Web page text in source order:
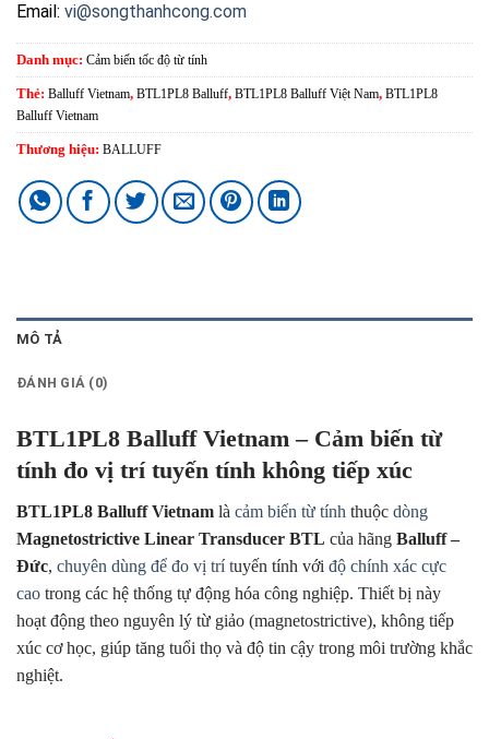
Email: vi@songthanhcong.com
Danh mục: Cảm biến tốc độ từ tính
Thẻ: Balluff Vietnam, BTL1PL8 Balluff, BTL1PL8 Balluff Việt Nam, BTL1PL8
Balluff Vietnam
Thương hiệu: BALLUFF
MÔ TẢ
ĐÁNH GIÁ (0)
BTL1PL8 Balluff Vietnam – Cảm biến từ
tính đo vị trí tuyến tính không tiếp xúc
BTL1PL8 Balluff Vietnam là cảm biến từ tính thuộc dòng
Magnetostrictive Linear Transducer BTL của hãng Balluff –
Đức, chuyên dùng để đo vị trí tuyến tính với độ chính xác cực
cao trong các hệ thống tự động hóa công nghiệp. Thiết bị này
hoạt động theo nguyên lý từ giảo (magnetostrictive), không tiếp
xúc cơ học, giúp tăng tuổi thọ và độ tin cậy trong môi trường khắc
nghiệt.